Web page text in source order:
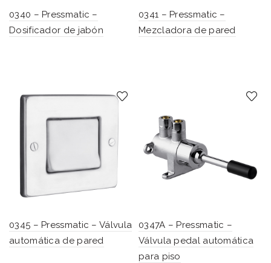
0340 – Pressmatic –
Dosificador de jabón
0341 – Pressmatic –
Mezcladora de pared
0345 – Pressmatic – Válvula
automática de pared
0347A – Pressmatic –
Válvula pedal automática
para piso